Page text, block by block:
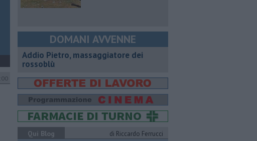
DOMANI AVVENNE
Addio Pietro, massaggiatore dei
rossoblù
Qui Blog
di Riccardo Ferrucci